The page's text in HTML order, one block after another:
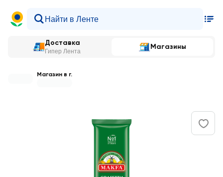
Доставка
Гипер Лента
Магазины
Магазин в г.